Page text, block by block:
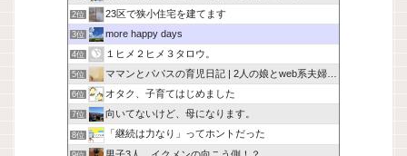
2位 23区で狭小住宅を建てます
3位 more happy days
4位 １ヒメ２ヒメ３タロウ。
5位 ママンとパパスの育児日記 | 2人の娘とweb系夫婦の日常
6位 オタク、子育てはじめました
7位 向いてないけど、母になります。
8位 「継続は力なり」ってホントだった
男子3人、イクメンの向こう側！？